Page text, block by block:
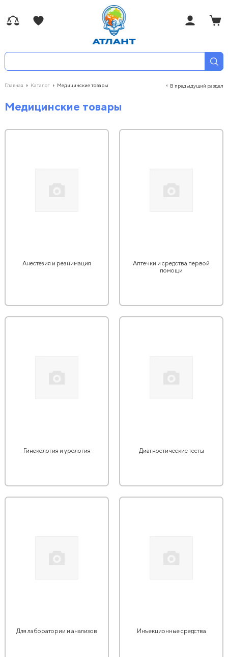
Главная Каталог Медицинские товары В предыдущий раздел
Медицинские товары
Анестезия и реанимация
Аптечки и средства первой
помощи
Гинекология и урология Диагностические тесты
Для лаборатории и анализов Инъекционные средства